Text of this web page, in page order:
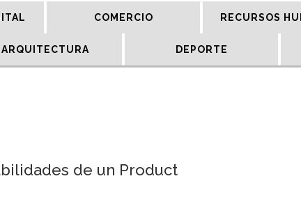
COMERCIO RECURSOS
ARQUITECTURA DEPORTE
de un Product